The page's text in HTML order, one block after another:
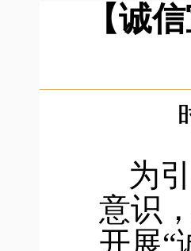
【诚
为
意识，
开展“